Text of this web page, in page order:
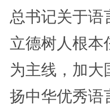
总书记关于语
立德树人根本
为主线，加
扬中华优秀语